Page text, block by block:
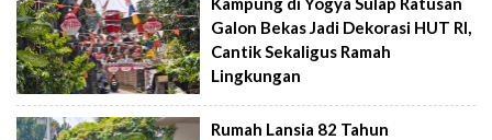
Galon Bekas Jadi Dekorasi HUT RI,
Cantik Sekaligus Ramah
Lingkungan
Rumah Lansia 82 Tahun